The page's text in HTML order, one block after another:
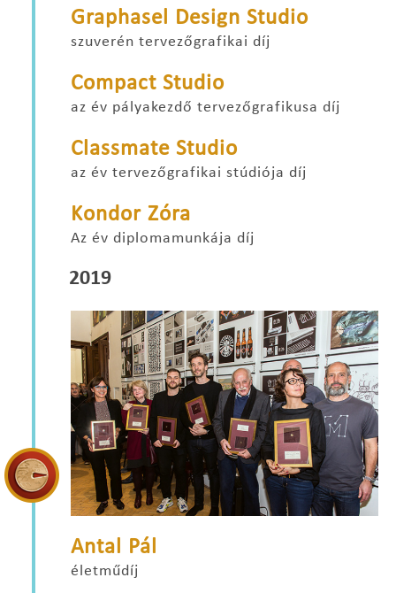
Graphasel Design Studio
szuverén tervezőgrafikai díj
Compact Studio
az év pályakezdő tervezőgrafikusa díj
Classmate Studio
az év tervezőgrafikai stúdiója díj
Kondor Zóra
Az év diplomamunkája díj
Antal Pál
életműdíj
2019